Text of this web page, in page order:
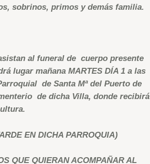
sobrinos, primos y demás familia.
al funeral de cuerpo presente
lugar mañana MARTES DÍA 1 a las
de Santa Mª del Puerto de
de dicha Villa, donde recibirá
EN DICHA PARROQUIA)
QUE QUIERAN ACOMPAÑAR AL